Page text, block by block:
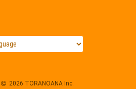
2026 TORANOANA Inc.